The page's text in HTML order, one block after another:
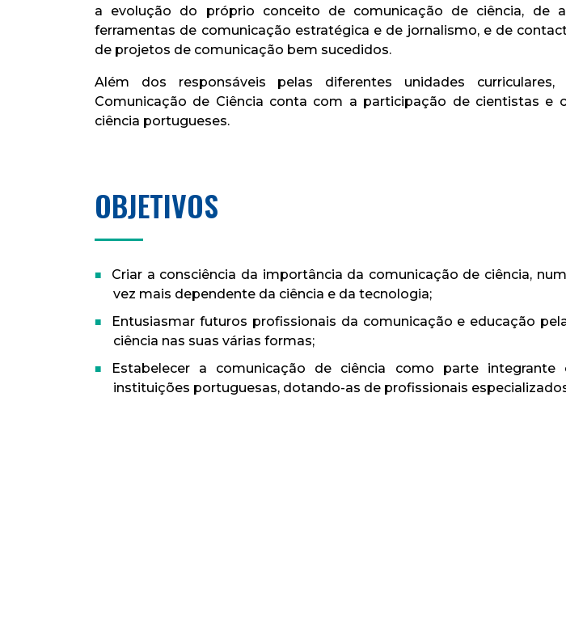
a evolução do próprio conceito de comunicação de ciência, de
ferramentas de comunicação estratégica e de jornalismo, e de
de projetos de comunicação bem sucedidos.
Além dos responsáveis pelas diferentes unidades
Comunicação de Ciência conta com a participação de cientistas e
ciência portugueses.
OBJETIVOS
Criar a consciência da importância da comunicação de ciência,
vez mais dependente da ciência e da tecnologia;
Entusiasmar futuros profissionais da comunicação e educação
ciência nas suas várias formas;
Estabelecer a comunicação de ciência como parte integrante
instituições portuguesas, dotando-as de profissionais